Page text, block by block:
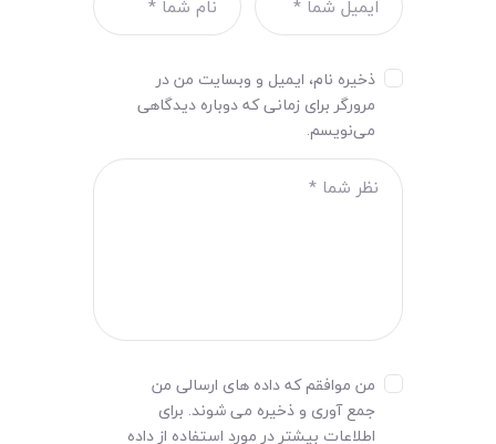
ذخیره نام، ایمیل و وبسایت من در
مرورگر برای زمانی که دوباره دیدگاهی
می‌نویسم.
من موافقم که داده های ارسالی من
جمع آوری و ذخیره می شوند. برای
اطلاعات بیشتر در مورد استفاده از داده